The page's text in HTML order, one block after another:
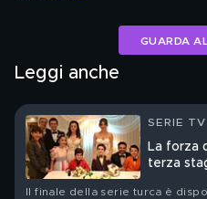
GUARDA
Leggi anche
SERIE TV
La forza
terza
Il finale della serie turca è